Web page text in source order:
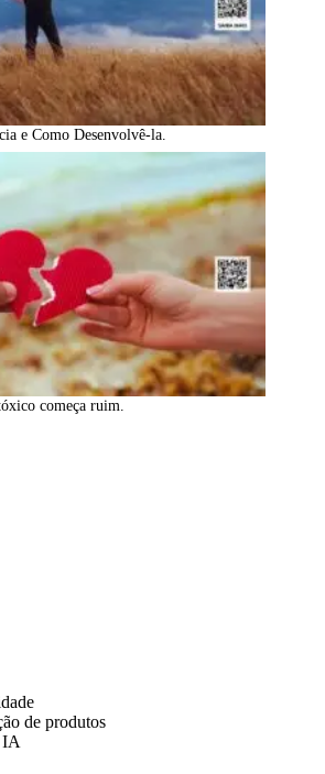
e Como Desenvolvê-la.
começa ruim.
de produtos
IA